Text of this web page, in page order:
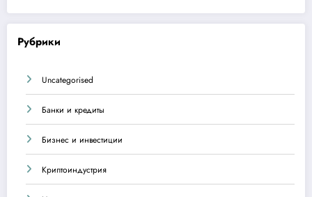
Рубрики
Uncategorised
Банки и кредиты
Бизнес и инвестиции
Криптоиндустрия